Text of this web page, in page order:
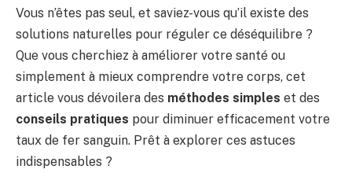
Vous n’êtes pas seul, et saviez-vous qu’il existe des
solutions naturelles pour réguler ce déséquilibre ?
Que vous cherchiez à améliorer votre santé ou
simplement à mieux comprendre votre corps, cet
article vous dévoilera des méthodes simples et des
conseils pratiques pour diminuer efficacement votre
taux de fer sanguin. Prêt à explorer ces astuces
indispensables ?